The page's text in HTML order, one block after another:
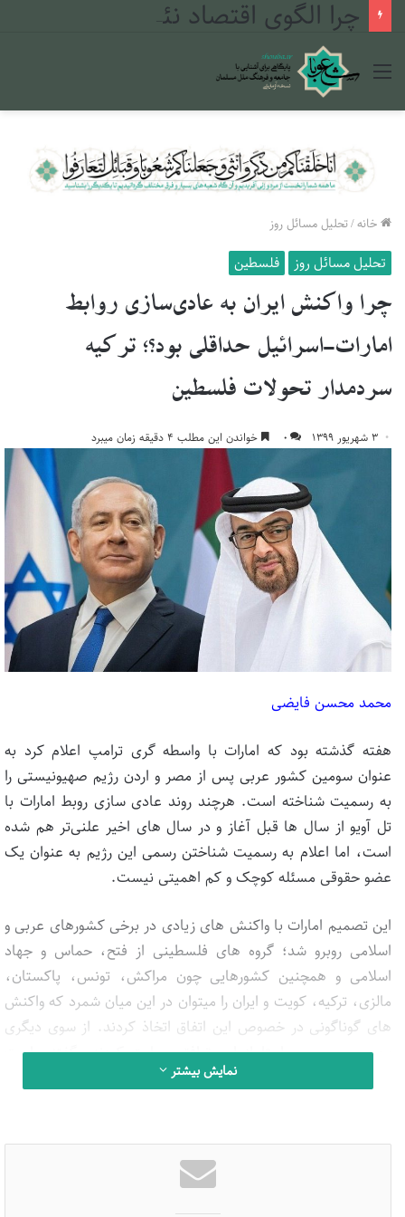
منو
خانه/تحلیل مسائل روز
تحلیل مسائل روز فلسطین
چرا واکنش ایران به عادی‌سازی روابط
امارات-اسرائیل حداقلی بود؟؛ ترکیه
سردمدار تحولات فلسطین
۳ شهریور ۱۳۹۹ ۰ خواندن این مطلب ۴ دقیقه زمان میبرد
محمد محسن فایضی
هفته گذشته بود که امارات با واسطه گری ترامپ اعلام کرد به
عنوان سومین کشور عربی پس از مصر و اردن رژیم صهیونیستی را
به رسمیت شناخته است. هرچند روند عادی سازی روبط امارات با
تل آویو از سال ها قبل آغاز و در سال های اخیر علنی‌تر هم شده
است، اما اعلام به رسمیت شناختن رسمی این رژیم به عنوان یک
عضو حقوقی مسئله کوچک و کم اهمیتی نیست.
این تصمیم امارات با واکنش های زیادی در برخی کشورهای عربی و
اسلامی روبرو شد؛ گروه های فلسطینی از فتح، حماس و جهاد
اسلامی و همچنین کشورهایی چون مراکش، تونس، پاکستان،
مالزی، ترکیه، کویت و ایران را میتوان در این میان شمرد که واکنش
های گوناگونی در خصوص این اتفاق اتخاذ کردند. از سوی دیگری
بحرین و مصر صراحتا از این توافق حمایت کردند. گفتنی است
سکوت مقامات رسمی سعودی از حاشیه های این اتفاق بود.
در میان مخالفان به اعلام روابط رسمی دبی-تل آویو، ترکیه محکم
نمایش بیشتر